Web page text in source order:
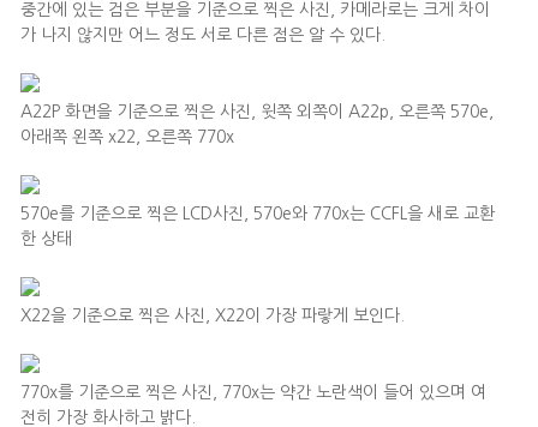
중간에 있는 검은 부분을 기준으로 찍은 사진, 카메라로는 크게 차이
가 나지 않지만 어느 정도 서로 다른 점은 알 수 있다.
A22P 화면을 기준으로 찍은 사진, 윗쪽 외쪽이 A22p, 오른쪽 570e,
아래쪽 왼쪽 x22, 오른쪽 770x
570e를 기준으로 찍은 LCD사진, 570e와 770x는 CCFL을 새로 교환
한 상태
X22을 기준으로 찍은 사진, X22이 가장 파랗게 보인다.
770x를 기준으로 찍은 사진, 770x는 약간 노란색이 들어 있으며 여
전히 가장 화사하고 밝다.